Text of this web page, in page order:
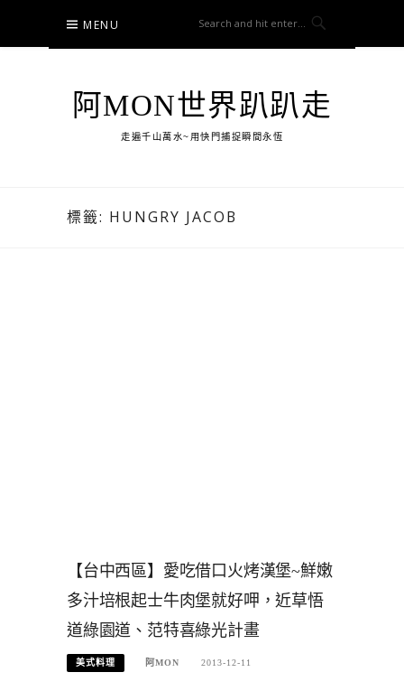
content
MENU
阿MON世界趴趴走
走遍千山萬水~用快門捕捉瞬間永恆
標籤: HUNGRY JACOB
【台中西區】愛吃借口火烤漢堡~鮮嫩
多汁培根起士牛肉堡就好呷，近草悟
道綠園道、范特喜綠光計畫
美式料理 阿MON 2013-12-11